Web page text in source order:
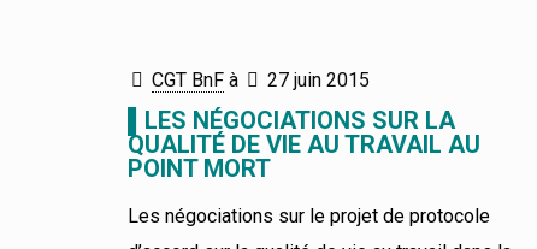
CGT BnF à 27 juin 2015
▌LES NÉGOCIATIONS SUR LA
QUALITÉ DE VIE AU TRAVAIL AU
POINT MORT
Les négociations sur le projet de protocole